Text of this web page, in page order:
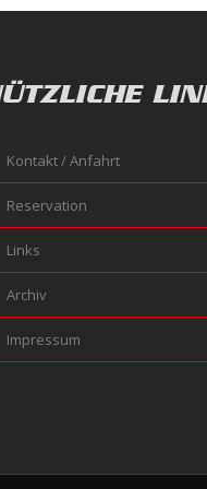
Kontakt / Anfahrt
Reservation
Links
Archiv
Impressum